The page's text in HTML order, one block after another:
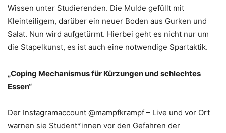
Wissen unter Studierenden. Die Mulde gefüllt mit
Kleinteiligem, darüber ein neuer Boden aus Gurken und
Salat. Nun wird aufgetürmt. Hierbei geht es nicht nur um
die Stapelkunst, es ist auch eine notwendige Spartaktik.
„Coping Mechanismus für Kürzungen und schlechtes
Essen“
Der Instagramaccount @mampfkrampf – Live und vor Ort
warnen sie Student*innen vor den Gefahren der